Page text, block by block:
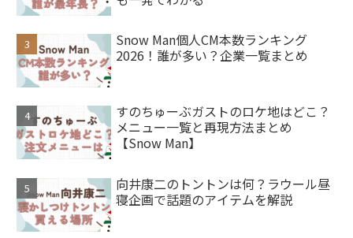
Snow Man個人CM本数ランキング
2026！誰が多い？企業一覧まとめ
すのちゅーぶガストのロケ地はどこ？
メニュー一覧と再現方法まとめ
【Snow Man】
向井康二のトントンは何？ラウール昼
寝企画で話題のアイテムを解説